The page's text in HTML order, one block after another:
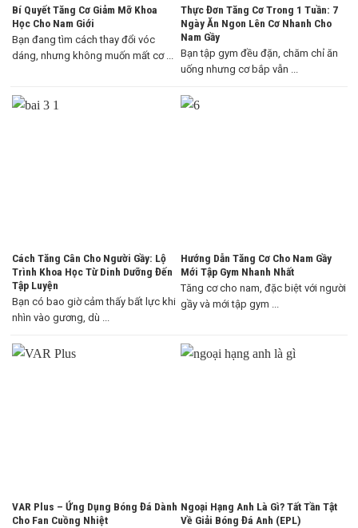
Bí Quyết Tăng Cơ Giảm Mỡ Khoa
Học Cho Nam Giới
Bạn đang tìm cách thay đổi vóc
dáng, nhưng không muốn mất cơ ...
Thực Đơn Tăng Cơ Trong 1 Tuần: 7
Ngày Ăn Ngon Lên Cơ Nhanh Cho
Nam Gầy
Bạn tập gym đều đặn, chăm chỉ ăn
uống nhưng cơ bắp vẫn ...
Cách Tăng Cân Cho Người Gầy: Lộ
Trình Khoa Học Từ Dinh Dưỡng Đến
Tập Luyện
Bạn có bao giờ cảm thấy bất lực khi
nhìn vào gương, dù ...
Hướng Dẫn Tăng Cơ Cho Nam Gầy
Mới Tập Gym Nhanh Nhất
Tăng cơ cho nam, đặc biệt với người
gầy và mới tập gym ...
VAR Plus – Ứng Dụng Bóng Đá Dành
Cho Fan Cuồng Nhiệt
Ngoại Hạng Anh Là Gì? Tất Tần Tật
Về Giải Bóng Đá Anh (EPL)